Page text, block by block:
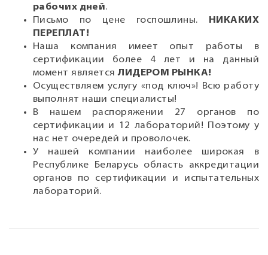
рабочих дней.
Письмо по цене госпошлины. НИКАКИХ
ПЕРЕПЛАТ!
Наша компания имеет опыт работы в
сертификации более 4 лет и на данный
момент являетсяЛИДЕРОМ РЫНКА!
Осуществляем услугу «под ключ»! Всю работу
выполнят наши специалисты!
В нашем распоряжении 27 органов по
сертификации и 12 лабораторий! Поэтому у
нас нет очередей и проволочек.
У нашей компании наиболее широкая в
Республике Беларусь область аккредитации
органов по сертификации и испытательных
лабораторий.